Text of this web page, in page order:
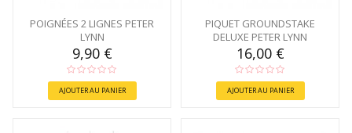
POIGNÉES 2 LIGNES PETER
LYNN
9,90 €
AJOUTER AU PANIER
PIQUET GROUNDSTAKE
DELUXE PETER LYNN
16,00 €
AJOUTER AU PANIER